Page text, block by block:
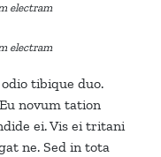
electram
electram
tibique duo.
novum tation
ei. Vis ei tritani
ne. Sed in tota